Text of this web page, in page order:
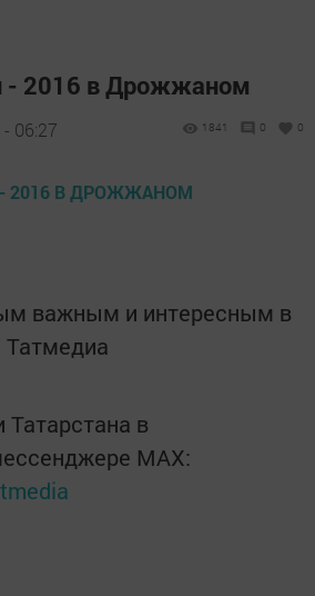
- 2016 в Дрожжаном
06:27 1841 0 0
важным и интересным в
Татмедиа
Татарстана в
MАХ: